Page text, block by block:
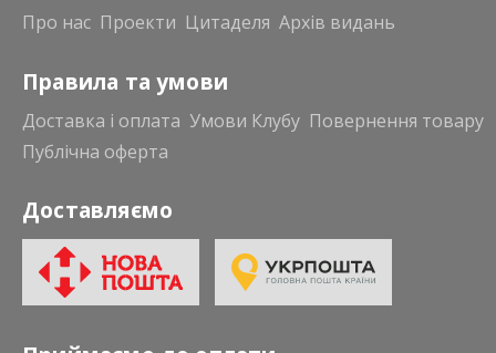
Про нас Проекти Цитаделя Архів видань
Правила та умови
Доставка і оплата Умови Клубу Повернення товару
Публічна оферта
Доставляємо